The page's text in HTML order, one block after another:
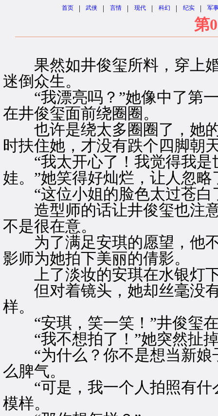
首页 | 武侠 | 言情 | 现代 | 科幻 | 纪实 | 军
第
果然如井俊玺所料，穿上婚
迷倒众生。
“我漂亮吗？”她像中了第一
在井俊玺面前绕圈圈。
也许是绕太多圈圈了，她的
时扶住她，才没有跌个四脚朝
“我太开心了！我觉得我是
娃。”她笑得好灿烂，让人忽
“这位小姐的脸色太过苍白
造型师的话让井俊玺也注意
不是很在意。
为了满足安琪的愿望，他不
影师为她拍下美丽的倩影。
上了淡妆的安琪在水银灯
但对着镜头，她却丝毫没有
样。
“安琪，笑一笑！”井俊玺在
“我不想拍了！”她突然扯
“为什么？你不是想当新娘
么脾气。
“可是，我一个人拍照有什
模样。